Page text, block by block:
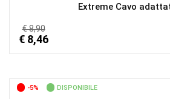
Extreme Cavo
€ 8,90
€ 8,46
-5% DISPONIBILE